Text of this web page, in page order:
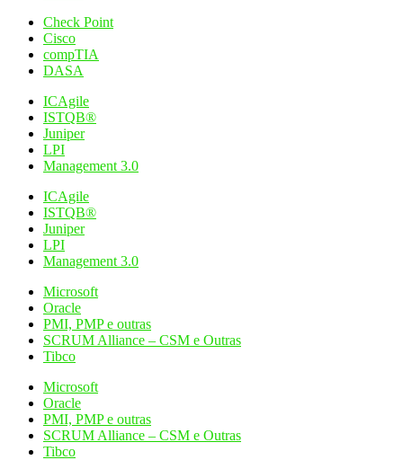
Check Point
Cisco
compTIA
DASA
ICAgile
ISTQB®
Juniper
LPI
Management 3.0
ICAgile
ISTQB®
Juniper
LPI
Management 3.0
Microsoft
Oracle
PMI, PMP e outras
SCRUM Alliance – CSM e Outras
Tibco
Microsoft
Oracle
PMI, PMP e outras
SCRUM Alliance – CSM e Outras
Tibco